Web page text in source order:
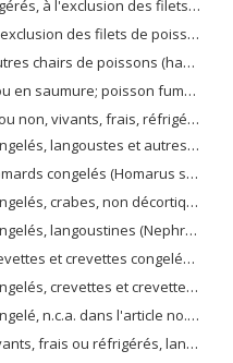
de poisson et autres chairs de poissons du n ° 0304
poisson et autres chairs de poissons du no 0304
(hachées ou non); frais, réfrigéré ou congelé
le fumage; farines, poudres et pellets de poisson, propres à l'alimentation humaine
le fumage; en coque, cuits à la vapeur ou bouillis, même réfrigérés, congelés, séchés, salés ou en saumure; farines comestibles, repas, pellets
Panulirus spp., Jasus spp.), en carapace ou non, fumés, cuits ou non avant ou pendant le fumage; en coque, cuit à la vapeur ou à l'eau bouillante
ou non, fumés, cuits ou non avant ou pendant le fumage; en coque, cuit à la vapeur ou à l'eau bouillante
cuits ou non avant ou pendant le fumage; en coque, cuit à la vapeur ou à l'eau bouillante
coques ou non, fumés, cuits ou non avant ou pendant le fumage; en coque, cuit à la vapeur ou à l'eau bouillante
crangon), décortiquées ou non, fumées, cuites ou non avant ou pendant le fumage; en coque, cuit à la vapeur ou à l'eau bouillante
d'eau froide, non décortiquées, fumées, cuites ou non avant ou pendant le fumage; en coque, cuit à la vapeur ou à l'eau bouillante
ou non avant ou pendant le fumage; en coque, cuit à la vapeur ou à l'eau bouillante; y compris farines, poudres et pellets de crustacés comestibles
et autres écrevisses de mer (Palinurus spp., Panulirus spp., Jasus spp.), en carapace ou non